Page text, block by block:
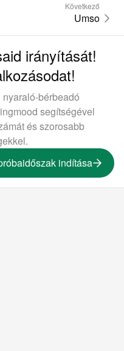
Következő
Umso
irányítását!
bérbeadó
segítségével
és szorosabb
indítása